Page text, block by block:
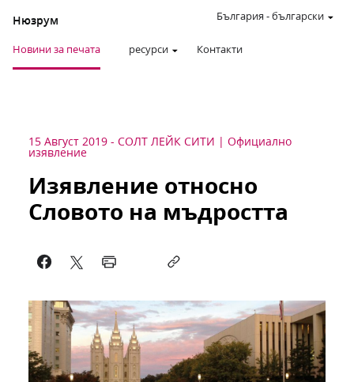
Нюзрум
Новини за печата ресурси Контакти
България -български
15 Август 2019 - СОЛТ ЛЕЙК СИТИ Официално
изявление
Изявление относно
Словото на мъдростта